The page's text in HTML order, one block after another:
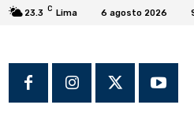
23.3 C Lima 6 agosto 2026